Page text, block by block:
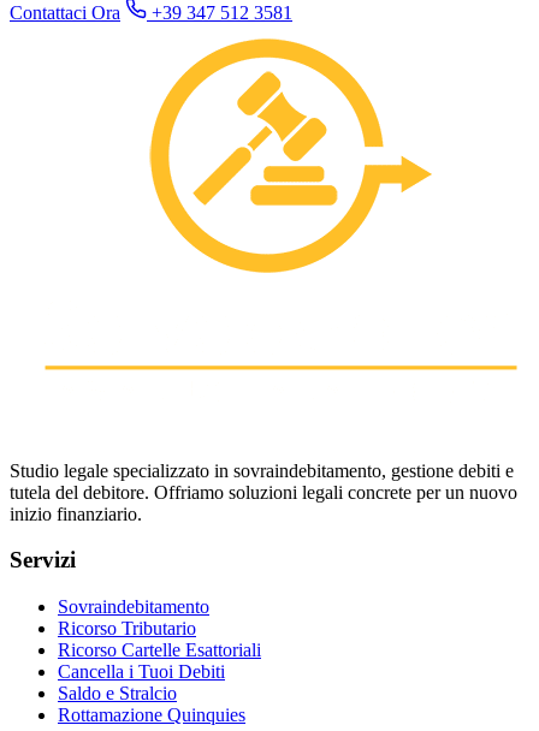
Contattaci Ora +39 347 512 3581
Studio legale specializzato in sovraindebitamento, gestione debiti e
tutela del debitore. Offriamo soluzioni legali concrete per un nuovo
inizio finanziario.
Servizi
Sovraindebitamento
Ricorso Tributario
Ricorso Cartelle Esattoriali
Cancella i Tuoi Debiti
Saldo e Stralcio
Rottamazione Quinquies